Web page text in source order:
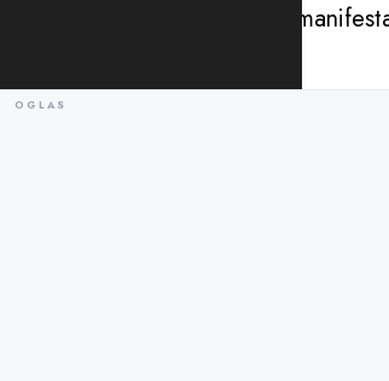
pola koplja, otkazati kulturne